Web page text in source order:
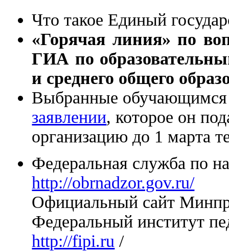
Что такое Единый
«Горячая линия» по
ГИА по
и среднего общего
Выбранные обучающимся
заявлении, которое он
организацию до 1 марта
Федеральная служба по
http://obrnadzor.gov.ru/
Официальный сайт
Федеральный институт
http://fipi.ru /